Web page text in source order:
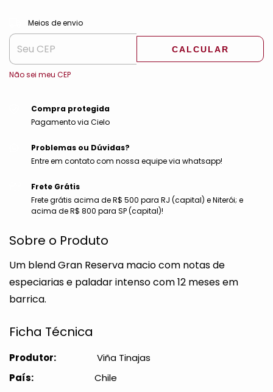
Entregas para o CEP:
Meios de envio
CALCULAR
Não sei meu CEP
Compra protegida
Pagamento via Cielo
Problemas ou Dúvidas?
Entre em contato com nossa equipe via whatsapp!
Frete Grátis
Frete grátis acima de R$ 500 para RJ (capital) e Niterói; e
acima de R$ 800 para SP (capital)!
Sobre o Produto
Um blend Gran Reserva macio com notas de
especiarias e paladar intenso com 12 meses em
barrica.
Ficha Técnica
Produtor:
Viña Tinajas
País:
Chile